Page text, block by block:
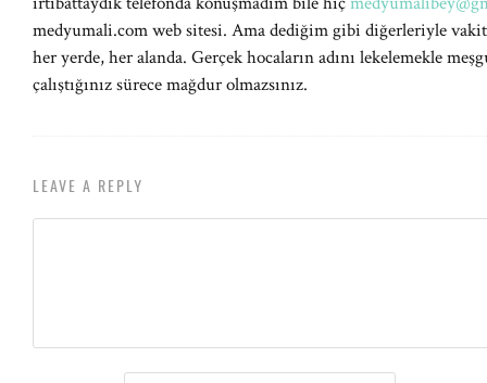
medyumali.com web sitesi. Ama dediğim gibi diğerleriyle vakit
her yerde, her alanda. Gerçek hocaların adını lekelemekle
çalıştığınız sürece mağdur olmazsınız.
LEAVE A REPLY